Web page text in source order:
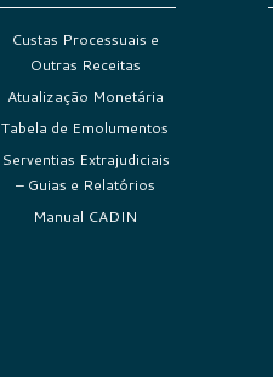
Custas Processuais e
Outras Receitas
Atualização Monetária
Tabela de Emolumentos
Serventias Extrajudiciais
– Guias e Relatórios
Manual CADIN